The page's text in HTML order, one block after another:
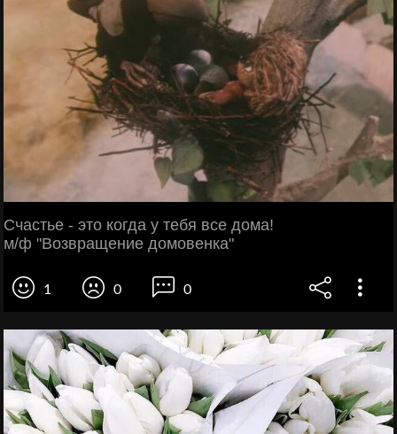
Счастье - это когда у тебя все дома!
м/ф "Возвращение домовенка"
1 0 0